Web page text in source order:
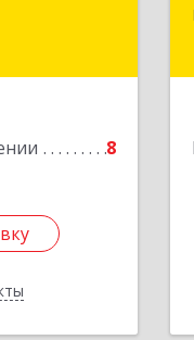
8
ул, дом № 34
Подробнее